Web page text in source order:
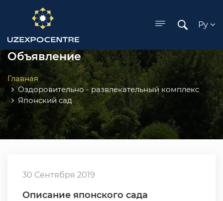
menu
Ру
Объявление
Главная
Оздоровительно - развлекательный комплекс
Японский сад
30 Сентября 2019
Описание японского сада